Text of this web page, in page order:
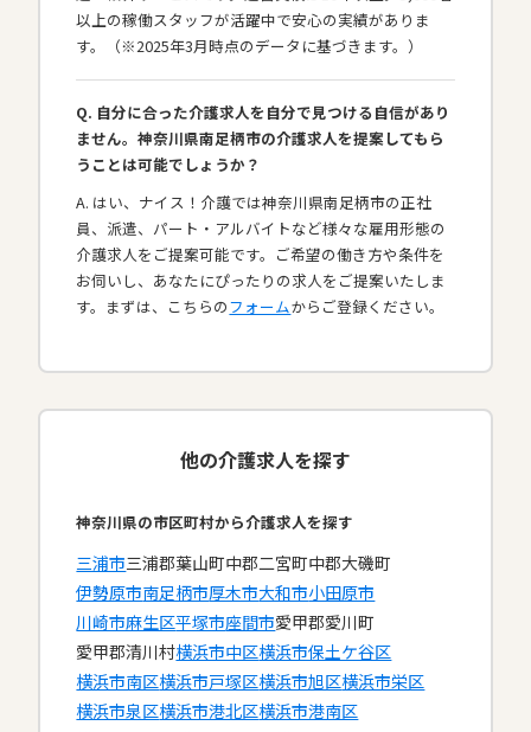
以上の稼働スタッフが活躍中で安心の実績がありま
す。（※2025年3月時点のデータに基づきます。）
Q. 自分に合った介護求人を自分で見つける自信があり
ません。神奈川県南足柄市の介護求人を提案してもら
うことは可能でしょうか？
A. はい、ナイス！介護では神奈川県南足柄市の正社
員、派遣、パート・アルバイトなど様々な雇用形態の
介護求人をご提案可能です。ご希望の働き方や条件を
お伺いし、あなたにぴったりの求人をご提案いたしま
す。まずは、こちらのフォームからご登録ください。
他の介護求人を探す
神奈川県の市区町村から介護求人を探す
三浦市三浦郡葉山町中郡二宮町中郡大磯町
伊勢原市南足柄市厚木市大和市小田原市
川崎市麻生区平塚市座間市愛甲郡愛川町
愛甲郡清川村横浜市中区横浜市保土ケ谷区
横浜市南区横浜市戸塚区横浜市旭区横浜市栄区
横浜市泉区横浜市港北区横浜市港南区